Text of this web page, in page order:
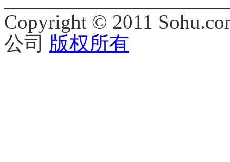
Copyright © 2011
公司 版权所有